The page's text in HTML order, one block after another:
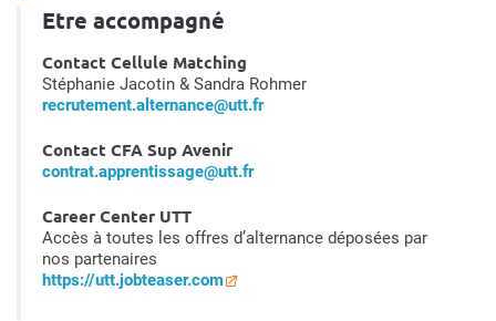
Etre accompagné
Contact Cellule Matching
Stéphanie Jacotin & Sandra Rohmer
recrutement.alternance@utt.fr
Contact CFA Sup Avenir
contrat.apprentissage@utt.fr
Career Center UTT
Accès à toutes les offres d’alternance déposées par
nos partenaires
https://utt.jobteaser.com